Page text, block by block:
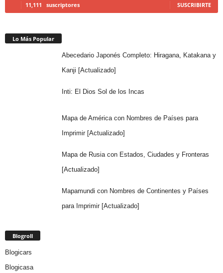
11,111 suscriptores SUSCRIBIRTE
Lo Más Popular
Abecedario Japonés Completo: Hiragana, Katakana y
Kanji [Actualizado]
Inti: El Dios Sol de los Incas
Mapa de América con Nombres de Países para
Imprimir [Actualizado]
Mapa de Rusia con Estados, Ciudades y Fronteras
[Actualizado]
Mapamundi con Nombres de Continentes y Países
para Imprimir [Actualizado]
Blogroll
Blogicars
Blogicasa